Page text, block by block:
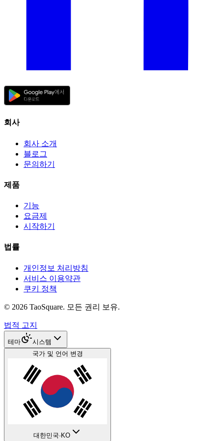
회사
회사 소개
블로그
문의하기
제품
기능
요금제
시작하기
법률
개인정보 처리방침
서비스 이용약관
쿠키 정책
© 2026 TaoSquare. 모든 권리 보유.
법적 고지
테마
시스템
국가 및 언어 변경
대한민국· KO